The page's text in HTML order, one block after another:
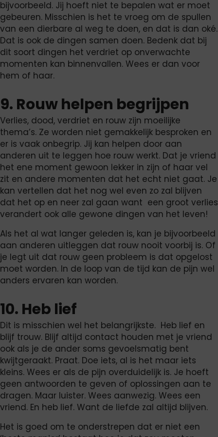
bijvoorbeeld. Jij hoeft niet te bepalen wat er moet
gebeuren. Misschien is het te vroeg om de spullen
van een dierbare al weg te doen, en dat is dan oké.
Dat is ook de dingen samen doen. Bedenk dat bij
dit soort dingen het verdriet op onverwachte
momenten kan binnenvallen. Wees er dan voor
hem of haar.
9. Rouw helpen begrijpen
Verlies, dood, verdriet en rouw zijn moeilijke
thema’s. Ze worden niet gemakkelijk besproken en
er is vaak onbegrip. Jij kan helpen door aan
anderen uit te leggen hoe rouw werkt. Dat je vriend
het ene moment gewoon lekker in zijn of haar vel
zit en andere momenten dat het echt niet gaat. Je
kan vertellen dat het nog wel even zo zal blijven
dat het op en neer zal gaan want een groot verlies
verandert ook alle gewone dingen van het leven!
Als het al wat langer geleden is, kan je bijvoorbeeld
aan anderen uitleggen dat rouw nooit voorbij is. Of
je legt uit dat rouw geen probleem is dat opgelost
moet worden. In de loop van de tijd kan de pijn wel
anders ervaren kan worden.
10. Heb lief
Dit is misschien wel het belangrijkste. Heb lief en
blijf trouw. Blijf altijd contact houden met je vriend
ook als je de ander soms gevoelsmatig bent
kwijtgeraakt. Praat. Doe iets, al is het maar iets
kleins. Wees er als de pijn overduidelijk is. Je hoeft
geen antwoorden te geven of oplossingen aan te
dragen. Maar luister. Wees aanwezig. Wees een
vriend. En heb lief. Want de liefde zal altijd blijven.
Het is goed om te onderstrepen dat er niet een